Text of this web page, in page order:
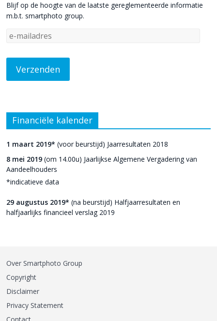
Blijf op de hoogte van de laatste gereglementeerde informatie
m.b.t. smartphoto group.
Financiële kalender
1 maart 2019* (voor beurstijd) Jaarresultaten 2018
8 mei 2019 (om 14.00u) Jaarlijkse Algemene Vergadering van
Aandeelhouders
*indicatieve data
29 augustus 2019* (na beurstijd) Halfjaarresultaten en
halfjaarlijks financieel verslag 2019
Over Smartphoto Group
Copyright
Disclaimer
Privacy Statement